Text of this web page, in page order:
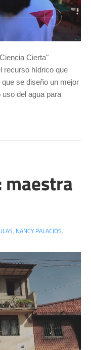
Cierta"
recurso hídrico que
se diseño un mejor
del agua para
maestra
, NANCY PALACIOS,